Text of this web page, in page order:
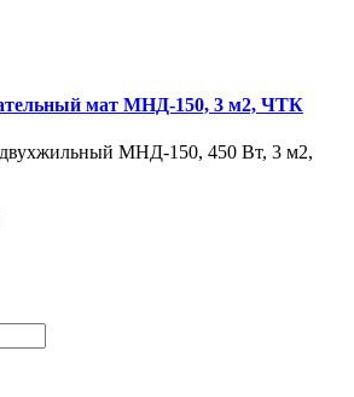
мат МНД-150, 3 м2, ЧТК
МНД-150, 450 Вт, 3 м2,